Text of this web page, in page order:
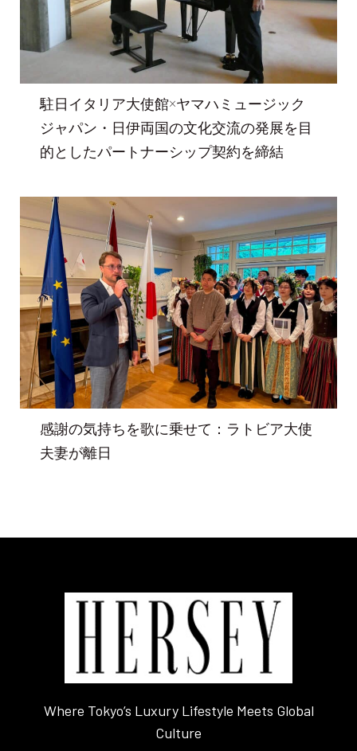
駐日イタリア大使館×ヤマハミュージック
ジャパン・日伊両国の文化交流の発展を目
的としたパートナーシップ契約を締結
感謝の気持ちを歌に乗せて：ラトビア大使
夫妻が離日
Where Tokyo’s Luxury Lifestyle Meets Global
Culture